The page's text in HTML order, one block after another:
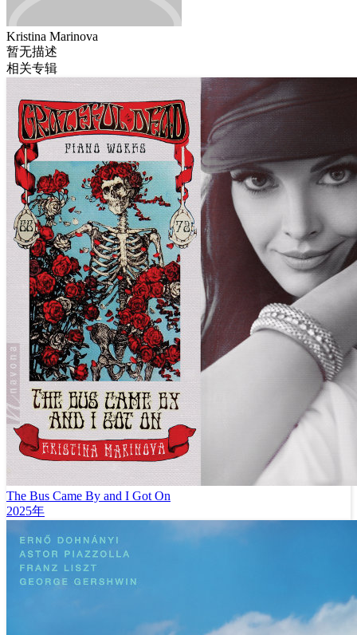
Kristina Marinova
暂无描述
相关专辑
The Bus Came By and I Got On
2025年